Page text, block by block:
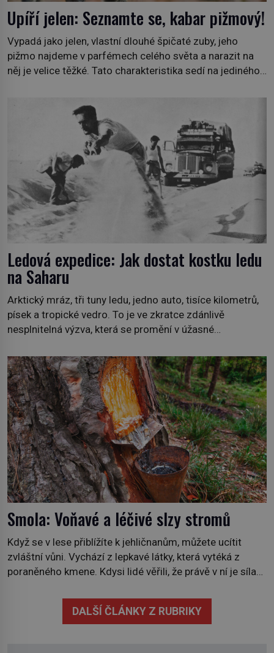
Upíří jelen: Seznamte se, kabar pižmový!
Vypadá jako jelen, vlastní dlouhé špičaté zuby, jeho
pižmo najdeme v parfémech celého světa a narazit na
něj je velice těžké. Tato charakteristika sedí na jediného
1778), jenže v Asii o něm ví už celá staletí. Zvíře
připomíná jelena, v kohoutku dosahuje […]
Ledová expedice: Jak dostat kostku ledu
na Saharu
Arktický mráz, tři tuny ledu, jedno auto, tisíce kilometrů,
písek a tropické vedro. To je ve zkratce zdánlivě
nesplnitelná výzva, která se promění v úžasné
na podzim 1958 jako hec. Rádio Luxembourg přichází s
neobvyklou výzvou. Tomu, kdo dokáže dopravit ze
severního polárního kruhu na […]
Smola: Voňavé a léčivé slzy stromů
Když se v lese přiblížíte k jehličnanům, můžete ucítit
zvláštní vůni. Vychází z lepkavé látky, která vytéká z
poraněného kmene. Kdysi lidé věřili, že právě v ní je síla
lidstvo pracovalo. Chrání strom před infekcí, hmyzem a
vysycháním. Dá se říct, že je to přírodní […]
DALŠÍ ČLÁNKY Z RUBRIKY